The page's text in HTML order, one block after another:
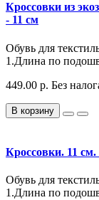
Кроссовки из
- 11 см
Обувь для
1.Длина по
449.00 р. Без
В корзину
Кроссовки. 11
Обувь для
1.Длина по